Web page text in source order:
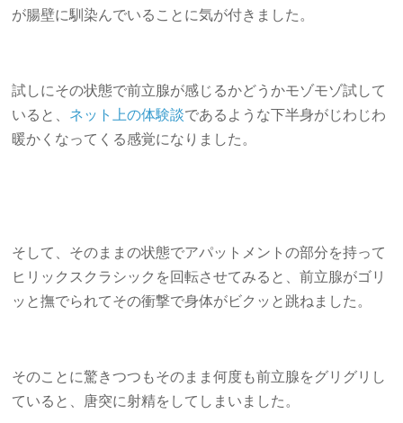
が腸壁に馴染んでいることに気が付きました。
試しにその状態で前立腺が感じるかどうかモゾモゾ試して
いると、 ネット上の体験談であるような下半身がじわじわ
暖かくなってくる感覚になりました。
そして、そのままの状態でアパットメントの部分を持って
ヒリックスクラシックを回転させてみると、前立腺がゴリ
ッと撫でられてその衝撃で身体がビクッと跳ねました。
そのことに驚きつつもそのまま何度も前立腺をグリグリし
ていると、唐突に射精をしてしまいました。